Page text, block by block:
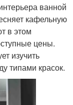
ванной
кафельную
в этом
цены.
изучить
типами красок.